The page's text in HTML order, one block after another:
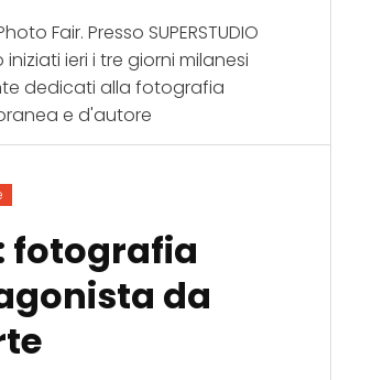
Fair. Presso SUPERSTUDIO
iniziati ieri i tre giorni milanesi
dedicati alla fotografia
e d'autore
fotografia
da